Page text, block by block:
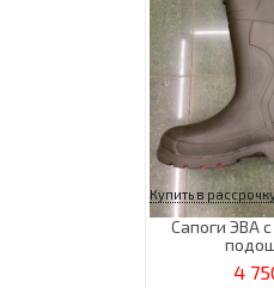
Купить в
Сапоги ЭВА
4